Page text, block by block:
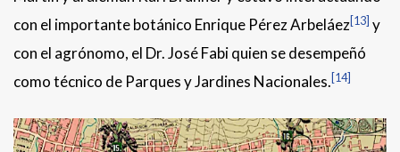
con el importante botánico Enrique Pérez Arbeláez[13] y
con el agrónomo, el Dr. José Fabi quien se desempeñó
como técnico de Parques y Jardines Nacionales.[14]